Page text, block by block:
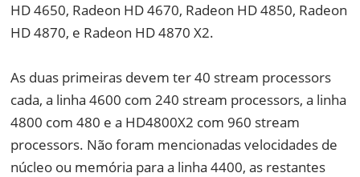
HD 4650, Radeon HD 4670, Radeon HD 4850, Radeon
HD 4870, e Radeon HD 4870 X2.
As duas primeiras devem ter 40 stream processors
cada, a linha 4600 com 240 stream processors, a linha
4800 com 480 e a HD4800X2 com 960 stream
processors. Não foram mencionadas velocidades de
núcleo ou memória para a linha 4400, as restantes